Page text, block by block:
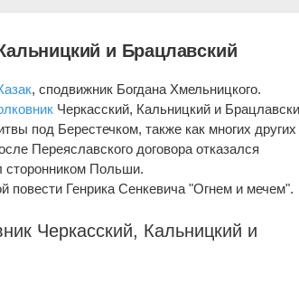
и Брацлавский
, сподвижник Богдана Хмельницкого.
Черкасский, Кальницкий и
под Берестечком, также как многих других
Переяславского договора отказался
сторонником Польши.
повести Генрика Сенкевича "Огнем и мечем".
Черкасский, Кальницкий и